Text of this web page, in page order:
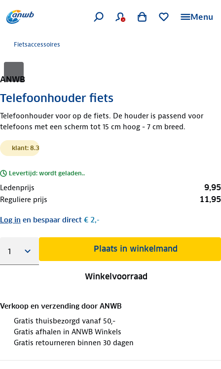
Menu
Fietsaccessoires
ANWB
Telefoonhouder fiets
Telefoonhouder voor op de fiets. De houder is passend voor
telefoons met een scherm tot 15 cm hoog - 7 cm breed.
klant: 8.3
Levertijd: wordt geladen..
Ledenprijs 9,95
Reguliere prijs 11,95
Log in en bespaar direct € 2,-
Plaats in winkelmand
Winkelvoorraad
Verkoop en verzending door ANWB
Gratis thuisbezorgd vanaf 50,-
Gratis afhalen in ANWB Winkels
Gratis retourneren binnen 30 dagen